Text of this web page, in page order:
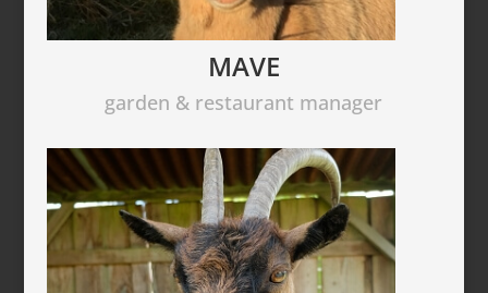
MAVE
garden & restaurant manager